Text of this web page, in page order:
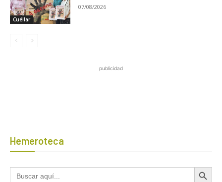
Cuéllar
07/08/2026
publicidad
Hemeroteca
Buscar: Botón de